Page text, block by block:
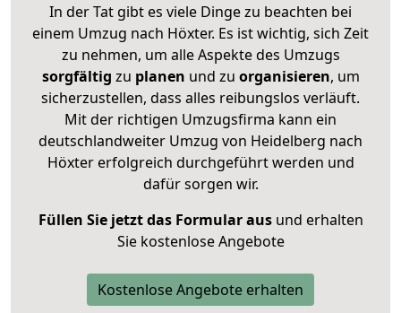
In der Tat gibt es viele Dinge zu beachten bei
einem Umzug nach Höxter. Es ist wichtig, sich Zeit
zu nehmen, um alle Aspekte des Umzugs
sorgfältig zu planen und zu organisieren, um
sicherzustellen, dass alles reibungslos verläuft.
Mit der richtigen Umzugsfirma kann ein
deutschlandweiter Umzug von Heidelberg nach
Höxter erfolgreich durchgeführt werden und
dafür sorgen wir.
Füllen Sie jetzt das Formular ausund erhalten
Sie kostenlose Angebote
Kostenlose Angebote erhalten